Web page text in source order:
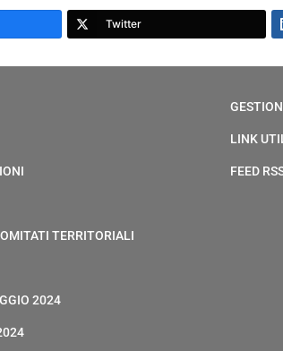
Twitter
TERRITORIALI
2024
LINK
FEED